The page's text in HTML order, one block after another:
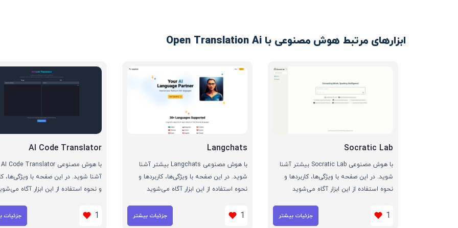
ابزارهای مرتبط هوش مصنوعی با Open Translation Ai
Socratic Lab
با هوش مصنوعی Socratic Lab بیشتر آشنا
شوید. در این صفحه با ویژگی‌ها، کاربردها و
نحوه استفاده از این ابزار آگاه می‌شوید
1 جزئیات بیشتر
Langchats
با هوش مصنوعی Langchats بیشتر آشنا
شوید. در این صفحه با ویژگی‌ها، کاربردها و
نحوه استفاده از این ابزار آگاه می‌شوید
1 جزئیات بیشتر
AI Code Translator
آشنا شوید. در این صفحه با ویژگی‌ها،
و نحوه استفاده از این ابزار آگاه
1 جزئیات